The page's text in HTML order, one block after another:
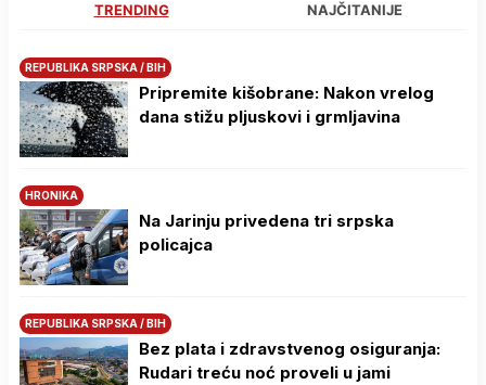
TRENDING NAJČITANIJE
REPUBLIKA SRPSKA / BIH
Pripremite kišobrane: Nakon vrelog
dana stižu pljuskovi i grmljavina
HRONIKA
Na Јarinju privedena tri srpska
policajca
REPUBLIKA SRPSKA / BIH
Bez plata i zdravstvenog osiguranja:
Rudari treću noć proveli u jami